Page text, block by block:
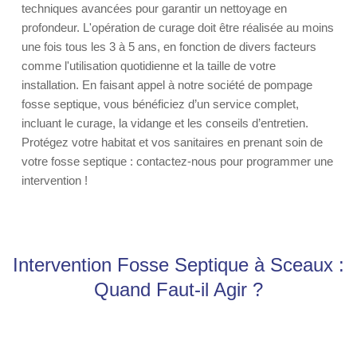
techniques avancées pour garantir un nettoyage en
profondeur. L'opération de curage doit être réalisée au moins
une fois tous les 3 à 5 ans, en fonction de divers facteurs
comme l'utilisation quotidienne et la taille de votre
installation. En faisant appel à notre société de pompage
fosse septique, vous bénéficiez d’un service complet,
incluant le curage, la vidange et les conseils d’entretien.
Protégez votre habitat et vos sanitaires en prenant soin de
votre fosse septique : contactez-nous pour programmer une
intervention !
Intervention Fosse Septique à Sceaux :
Quand Faut-il Agir ?